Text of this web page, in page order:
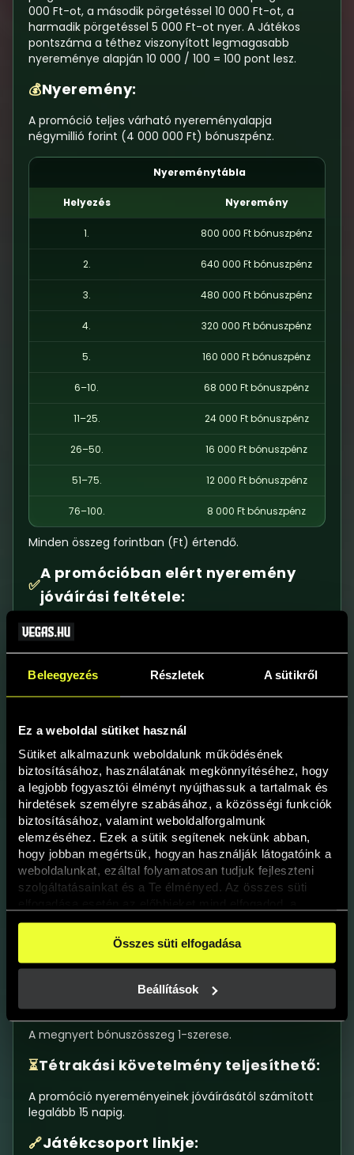
Beleegyezés Részletek A sütikről
Ez a weboldal sütiket használ
Sütiket alkalmazunk weboldalunk működésének
biztosításához, használatának megkönnyítéséhez, hogy
a legjobb fogyasztói élményt nyújthassuk a tartalmak és
hirdetések személyre szabásához, a közösségi funkciók
biztosításához, valamint weboldalforgalmunk
elemzéséhez. Ezek a sütik segítenek nekünk abban,
hogy jobban megértsük, hogyan használják látogatóink a
weboldalunkat, ezáltal folyamatosan tudjuk fejleszteni
szolgáltatásainkat és a Te élményed. Az összes süti
beállításokban pedig egyesével dönthethetsz arról, hogy
a weboldal használatához elengedhetetlen sütiken kívül
A weboldalainkon használt sütikről további információkat
erre a linkre kattintva a Süti tájékoztatónkban
Összes süti elfogadása
Beállítások
000 Ft-ot, a második pörgetéssel 10 000 Ft-ot, a
harmadik pörgetéssel 5 000 Ft-ot nyer. A Játékos
pontszáma a téthez viszonyított legmagasabb
nyereménye alapján 10 000 / 100 = 100 pont lesz.
💰Nyeremény:
A promóció teljes várható nyereményalapja
négymillió forint (4 000 000 Ft) bónuszpénz.
Nyereménytábla
Helyezés Nyeremény
1. 800 000 Ft bónuszpénz
2. 640 000 Ft bónuszpénz
3. 480 000 Ft bónuszpénz
4. 320 000 Ft bónuszpénz
5. 160 000 Ft bónuszpénz
6–10. 68 000 Ft bónuszpénz
11–25. 24 000 Ft bónuszpénz
26–50. 16 000 Ft bónuszpénz
51–75. 12 000 Ft bónuszpénz
76–100. 8 000 Ft bónuszpénz
Minden összeg forintban (Ft) értendő.
✅
A promócióban elért nyeremény
jóváírási feltétele:
A Játékos aktív státuszú fiókkal és sikeresen
azonosított, aktív játékosszámlával rendelkezik.
ℹ️Egyéb részvételi szabályok:
alatt sikeresen lezárt játékkörök eredményei
számítanak bele.
A promócióban szereplő játékok száma a promóció
közben abban az esetben csökkenhet, ha
meghibásodásból vagy egyéb okból kifolyólag egy
játék levétele szükséges.
Megszakadt kapcsolat vagy egyéb műszaki probléma
esetén az összes érintett pörgetés törlésre kerül, és a
kipörgetett értékek nem kerülhetnek beszámításra a
promócióban.
💳Bónusz jóváírása:
azonnal jóváírjuk a Játékosok egyenlegén.
💰Tétrakási követelmény:
A megnyert bónuszösszeg 1-szerese.
⏳Tétrakási követelmény teljesíthető:
A promóció nyereményeinek jóváírásától számított
legalább 15 napig.
🔗Játékcsoport linkje: